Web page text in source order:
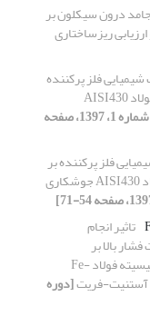
جامد درون سیکلون بر
ریزساختاری
شیمیایی فلز پرکننده
بر خواص اتصال غیرمشابه فولاد AISI316 به فولاد AISI430
[دوره 21، شماره 1، 1397، صفحه
فلز پرکننده بر
خواص اتصال غیرمشابه فولاد AISI316 به فولاد AISI430 جوشکاری
تاثیر انجام
بالا بر
ریزساختار، خواص مکانیکی و رفتار سودوالاستیسیته فولاد Fe-
[دوره